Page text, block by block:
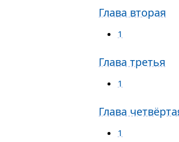
Глава вторая
1
Глава третья
1
Глава
1